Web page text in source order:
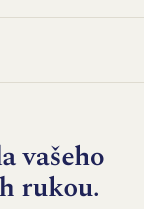
vašeho
rukou.